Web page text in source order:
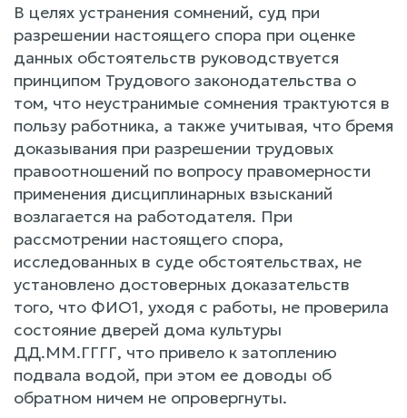
В целях устранения сомнений, суд при
разрешении настоящего спора при оценке
данных обстоятельств руководствуется
принципом Трудового законодательства о
том, что неустранимые сомнения трактуются в
пользу работника, а также учитывая, что бремя
доказывания при разрешении трудовых
правоотношений по вопросу правомерности
применения дисциплинарных взысканий
возлагается на работодателя. При
рассмотрении настоящего спора,
исследованных в суде обстоятельствах, не
установлено достоверных доказательств
того, что ФИО1, уходя с работы, не проверила
состояние дверей дома культуры
ДД.ММ.ГГГГ, что привело к затоплению
подвала водой, при этом ее доводы об
обратном ничем не опровергнуты.